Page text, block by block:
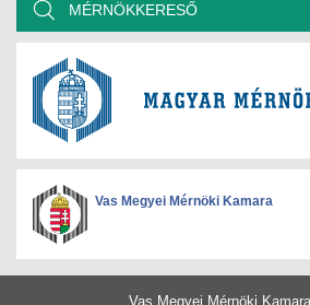
SZEMÉLYES PORTFÓLIÓK
KAPCSOLAT
MÉRNÖKKERESŐ
Vas Megyei Mérnöki Kamara
Vas Megyei Mérnöki